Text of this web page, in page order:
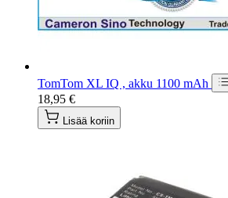
TomTom XL IQ , akku 1100 mAh
18,95 €
Lisää koriin